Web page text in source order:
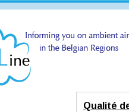
Qualité